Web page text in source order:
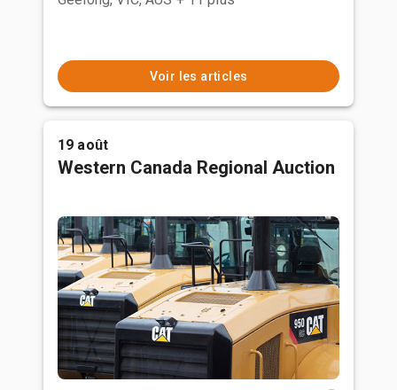
Voir les articles
19 août
Western Canada Regional Auction